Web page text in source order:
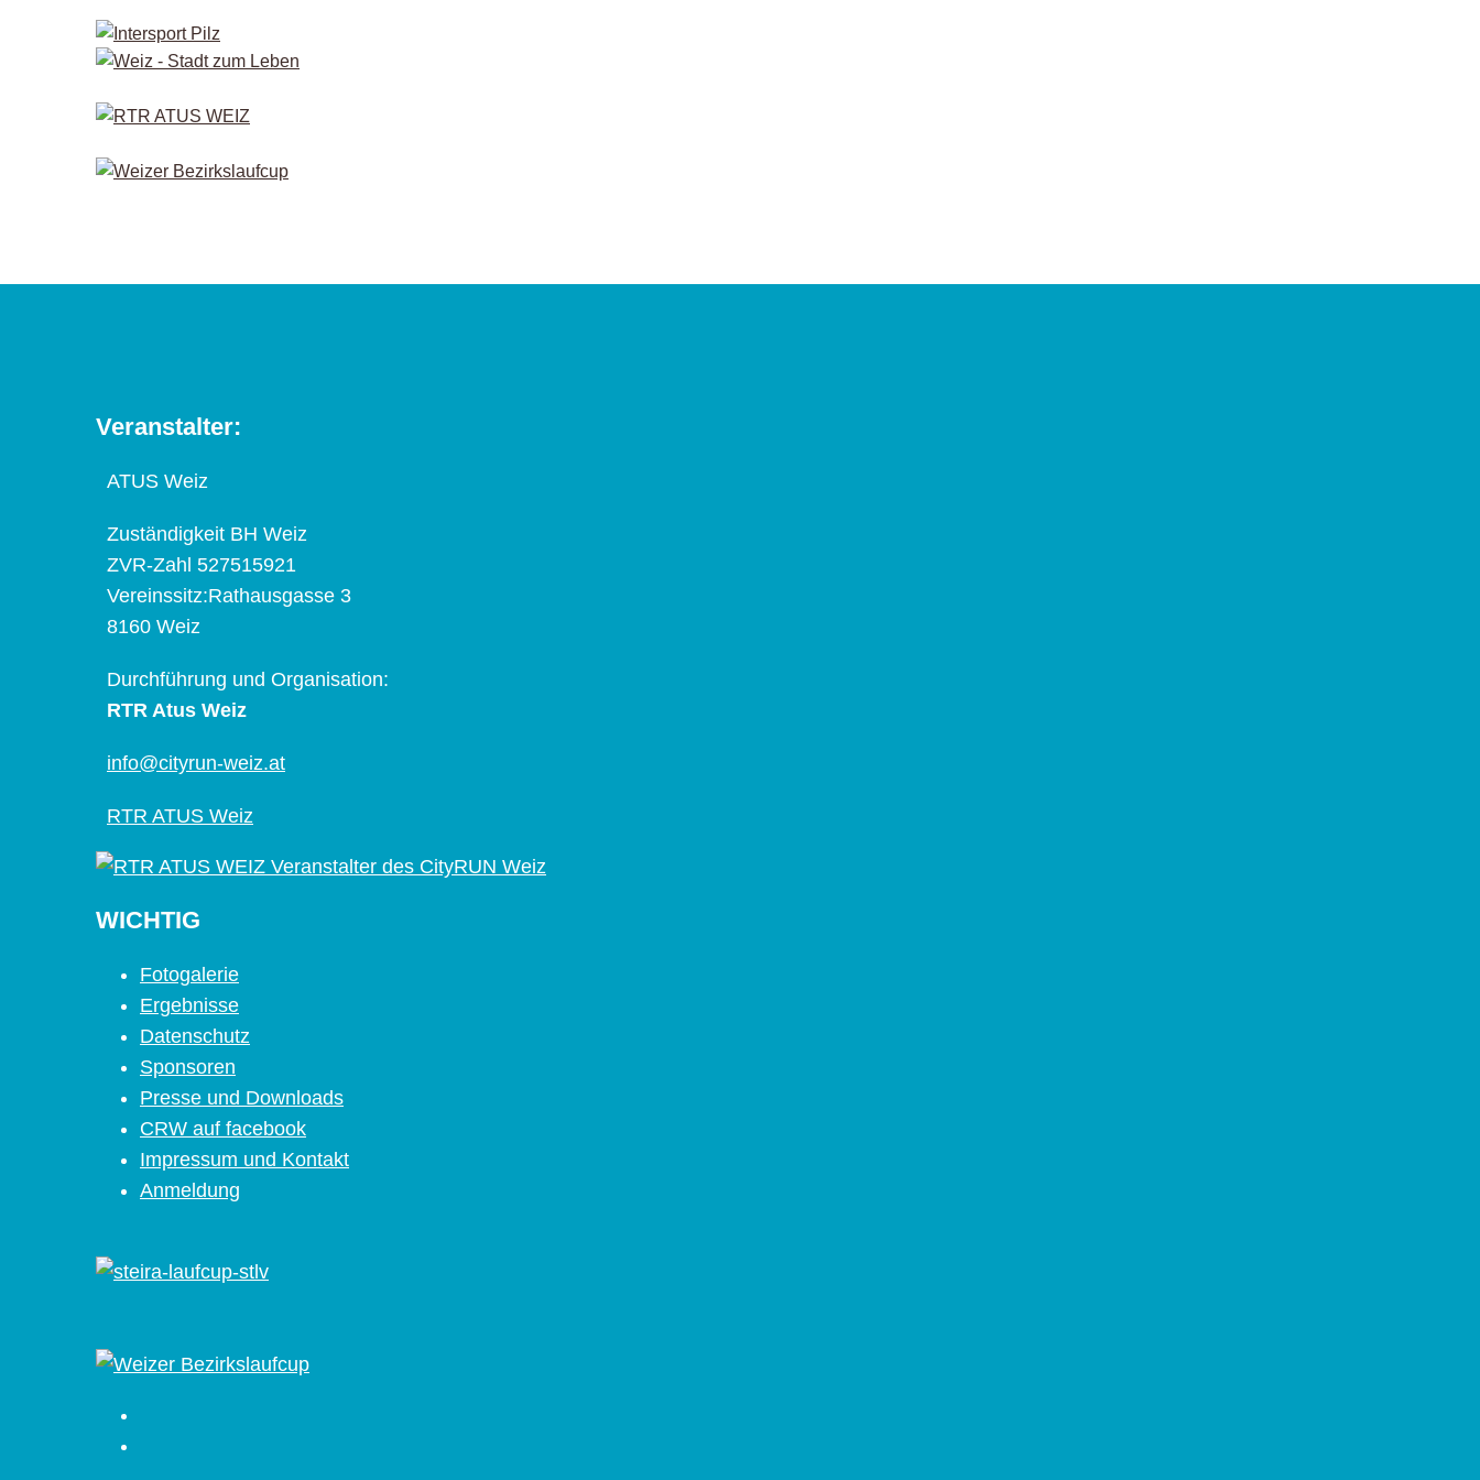
Veranstalter:
ATUS Weiz
Zuständigkeit BH Weiz
ZVR-Zahl 527515921
Vereinssitz:Rathausgasse 3
8160 Weiz
Durchführung und Organisation:
RTR Atus Weiz
info@cityrun-weiz.at
RTR ATUS Weiz
WICHTIG
Fotogalerie
Ergebnisse
Datenschutz
Sponsoren
Presse und Downloads
CRW auf facebook
Impressum und Kontakt
Anmeldung